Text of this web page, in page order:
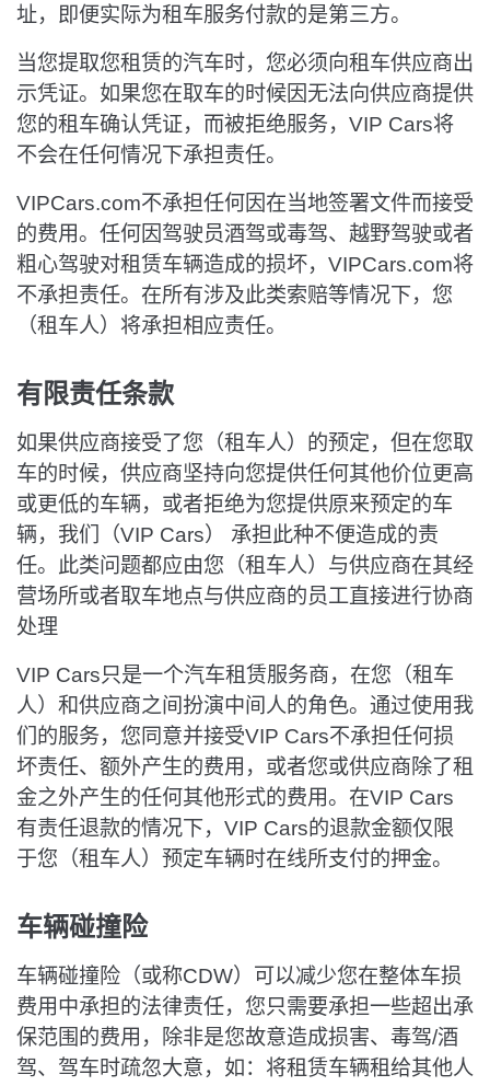
址，即便实际为租车服务付款的是第三方。
当您提取您租赁的汽车时，您必须向租车供应商出
示凭证。如果您在取车的时候因无法向供应商提供
您的租车确认凭证，而被拒绝服务，VIP Cars将
不会在任何情况下承担责任。
VIPCars.com不承担任何因在当地签署文件而接受
的费用。任何因驾驶员酒驾或毒驾、越野驾驶或者
粗心驾驶对租赁车辆造成的损坏，VIPCars.com将
不承担责任。在所有涉及此类索赔等情况下，您
（租车人）将承担相应责任。
有限责任条款
如果供应商接受了您（租车人）的预定，但在您取
车的时候，供应商坚持向您提供任何其他价位更高
或更低的车辆，或者拒绝为您提供原来预定的车
辆，我们（VIP Cars） 承担此种不便造成的责
任。此类问题都应由您（租车人）与供应商在其经
营场所或者取车地点与供应商的员工直接进行协商
处理
VIP Cars只是一个汽车租赁服务商，在您（租车
人）和供应商之间扮演中间人的角色。通过使用我
们的服务，您同意并接受VIP Cars不承担任何损
坏责任、额外产生的费用，或者您或供应商除了租
金之外产生的任何其他形式的费用。在VIP Cars
有责任退款的情况下，VIP Cars的退款金额仅限
于您（租车人）预定车辆时在线所支付的押金。
车辆碰撞险
车辆碰撞险（或称CDW）可以减少您在整体车损
费用中承担的法律责任，您只需要承担一些超出承
保范围的费用，除非是您故意造成损害、毒驾/酒
驾、驾车时疏忽大意，如：将租赁车辆租给其他人